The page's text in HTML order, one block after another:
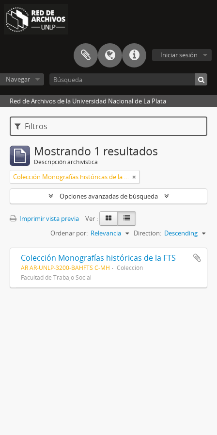
Iniciar sesión
Navegar
Red de Archivos de la Universidad Nacional de La Plata
Filtros
Mostrando 1 resultados
Descripción archivística
Colección Monografías históricas de la FTS
Opciones avanzadas de búsqueda
Imprimir vista previa
Ver :
Ordenar por: Relevancia Direction: Descending
Colección Monografías históricas de la FTS
AR AR-UNLP-3200-BAHFTS C-MH
Colección
Facultad de Trabajo Social